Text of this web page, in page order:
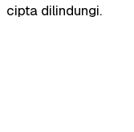
cipta dilindungi.